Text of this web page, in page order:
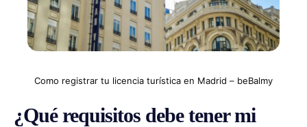
Como registrar tu licencia turística en Madrid – beBalmy
¿Qué requisitos debe tener mi